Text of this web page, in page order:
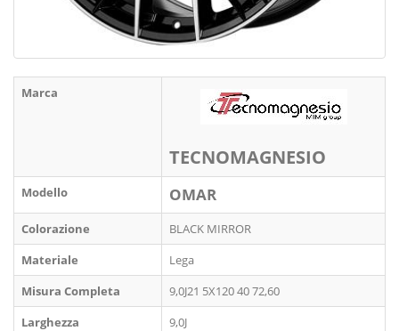
Marca
TECNOMAGNESIO
Modello OMAR
Colorazione
BLACK MIRROR
Materiale
Lega
Misura Completa
9,0J21 5X120 40 72,60
Larghezza
9,0J